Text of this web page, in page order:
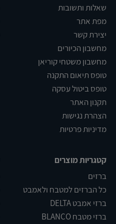
שאלות ותשובות
מפת אתר
יצירת קשר
מחשבון הכיורים
מחשבון משטחי קוריאן
טופס תיאום התקנה
טופס ביטול עסקה
תקנון האתר
הצהרת נגישות
מדיניות פרטיות
קטגריות מוצרים
ברזים
כל הברזים למטבח ולאמבט
ברזי אמבט DELTA
ברזי מטבח BLANCO